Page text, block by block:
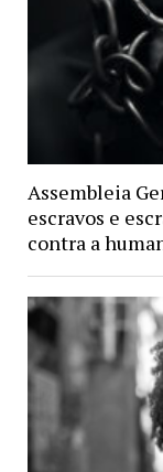
Assembleia
escravos e
contra a